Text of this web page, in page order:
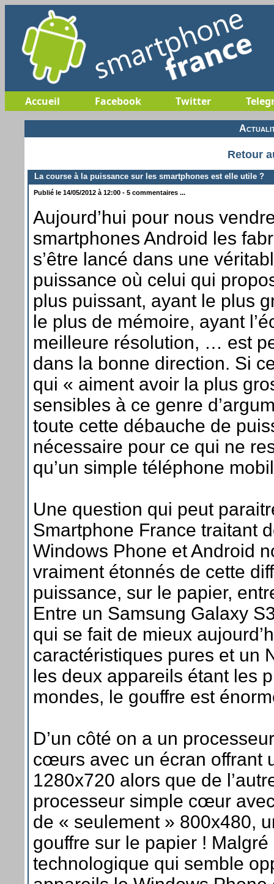
Accueil Facebook Twitter
Retour
La course à la puissance sur les smartphones est elle utile ?
Publié le 14/05/2012 à 12:00 - 5 commentaires ...
Aujourd’hui pour nous
smartphones Android les
s’être lancé dans une
puissance où celui qui
plus puissant, ayant le plus
le plus de mémoire, ayant
meilleure résolution, … est
dans la bonne direction. Si
qui « aiment avoir la plus
sensibles à ce genre
toute cette débauche de
nécessaire pour ce qui ne
qu’un simple téléphone
Une question qui peut
Smartphone France traitant
Windows Phone et Android
vraiment étonnés de cette
puissance, sur le papier,
Entre un Samsung Galaxy
qui se fait de mieux
caractéristiques pures et un
les deux appareils étant les
mondes, le gouffre est
D’un côté on a un
cœurs avec un écran offrant
1280x720 alors que de
processeur simple cœur
de « seulement » 800x480,
gouffre sur le papier ! Malgré
technologique qui semble